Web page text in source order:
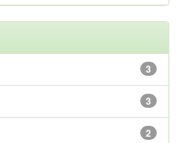
3
3
2